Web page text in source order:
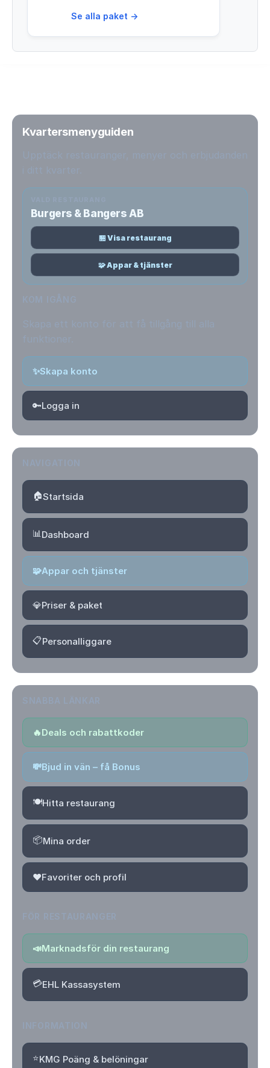
Se alla paket →
Kvartersmenyguiden
Burgers & Bangers AB
🏪 Visa restaurang
🧩 Appar & tjänster
✨Skapa konto
🔑Logga in
🏠Startsida
📊Dashboard
🧩Appar och tjänster
💎Priser & paket
📋Personalliggare
🔥Deals och rabattkoder
💸Bjud in vän – få Bonus
🍽️Hitta restaurang
📦Mina order
❤️Favoriter och profil
📣Marknadsför din restaurang
💳EHL Kassasystem
⭐KMG Poäng & belöningar